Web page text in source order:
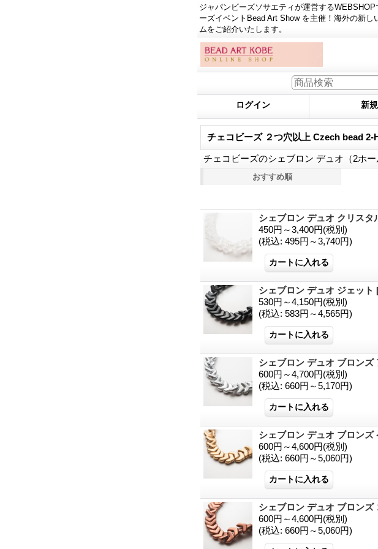
ジャパンビーズソサエティが運営する
ーズイベントBead Art Show を主催！海外の新
ムをご紹介いたします。
ログイン 新
チェコビーズ ２つ穴以上 Czech bead
チェコビーズのシェブロン デュオ（2ホー
おすすめ順
シェブロン デュオ クリスタ
450円～3,400円(税別)
(税込: 495円～3,740円)
シェブロン デュオ ジェット
530円～4,150円(税別)
(税込: 583円～4,565円)
シェブロン デュオ ブロンズ
600円～4,700円(税別)
(税込: 660円～5,170円)
シェブロン デュオ ブロンズ
600円～4,600円(税別)
(税込: 660円～5,060円)
シェブロン デュオ ブロンズ
600円～4,600円(税別)
(税込: 660円～5,060円)